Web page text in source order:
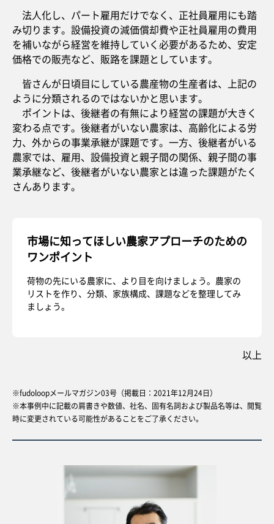
法人化し、パート雇用だけでなく、正社員雇用にも踏
み切ります。設備投資の減価償却費や正社員雇用の費用
を補いながら経営を維持していく必要があるため、安定
価格での販売など、販路を課題としています。
皆さんが日頃目にしている農産物の生産者は、上記の
ように分類されるのではないかと思います。
ポイントは、後継者の有無により経営の課題が大きく
変わる点です。後継者がいない農家は、高齢化による労
力、外からの事業承継が課題です。一方、後継者がいる
農家では、雇用、設備投資と親子間の関係、親子間の事
業承継など、後継者がいない農家とは違った課題がたく
さんあります。
市場に知ってほしい農家アプローチのための
ワンポイント
荷物の先にいる農家に、より目を向けましょう。農家の
リストを作り、分類、家族構成、課題などを整理してみ
ましょう。
以上
※fudoloopメールマガジン03号（掲載日：2021年12月24日）
※本事例中に記載の肩書きや数値、社名、固有名詞および製品名等は、閲覧
時に変更されている可能性があることをご了承ください。